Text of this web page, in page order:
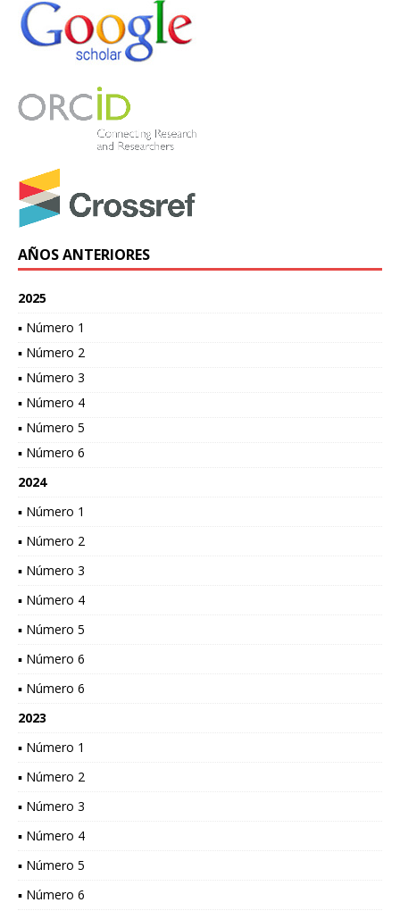
AÑOS ANTERIORES
2025
▪ Número 1
▪ Número 2
▪ Número 3
▪ Número 4
▪ Número 5
▪ Número 6
2024
▪ Número 1
▪ Número 2
▪ Número 3
▪ Número 4
▪ Número 5
▪ Número 6
▪ Número 6
2023
▪ Número 1
▪ Número 2
▪ Número 3
▪ Número 4
▪ Número 5
▪ Número 6